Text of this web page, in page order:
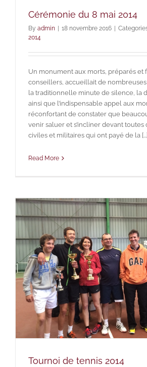
Cérémonie du 8 mai 2014
By admin 18 novembre 2016
2014
Un monument aux morts, préparés et
conseillers, accueillait de
la traditionnelle minute de silence, la
ainsi que l’indispensable appel aux
réconfortant de constater que
venir saluer et s’incliner devant toutes
civiles et militaires qui ont payé de la [...]
Read More
Tournoi de tennis 2014